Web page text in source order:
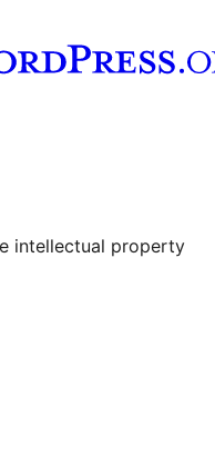
besuchen
Konto besuchen
intellectual property